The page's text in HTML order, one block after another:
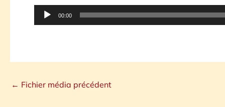
Lecteur
audio
00:00
← Fichier média précédent